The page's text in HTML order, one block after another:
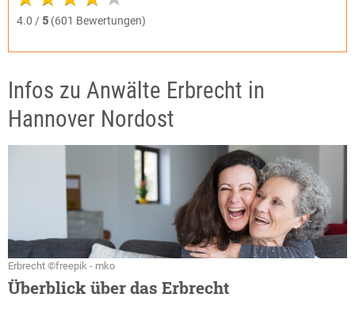
4.0 / 5 (601 Bewertungen)
Infos zu Anwälte Erbrecht in
Hannover Nordost
Erbrecht ©freepik - mko
Überblick über das Erbrecht